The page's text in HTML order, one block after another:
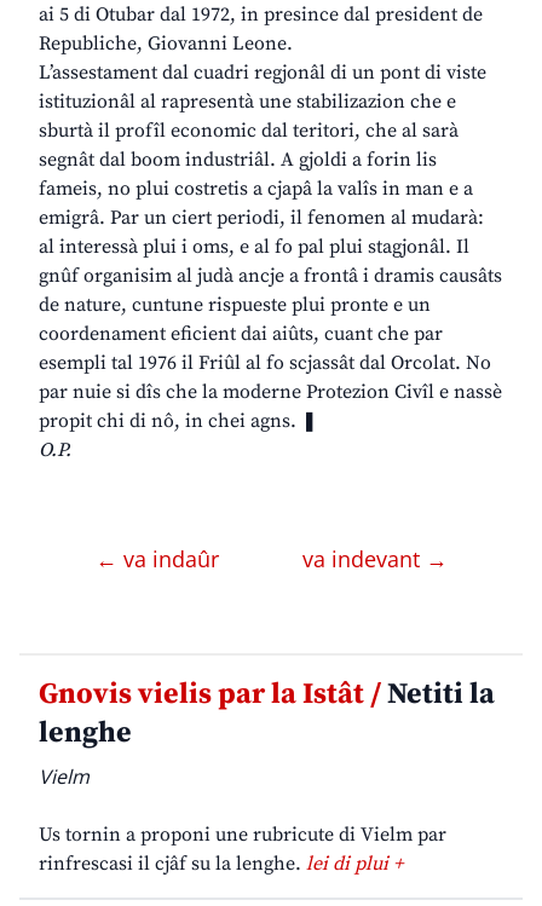
ai 5 di Otubar dal 1972, in presince dal president de
Republiche, Giovanni Leone.
L’assestament dal cuadri regjonâl di un pont di viste
istituzionâl al rapresentà une stabilizazion che e
sburtà il profîl economic dal teritori, che al sarà
segnât dal boom industriâl. A gjoldi a forin lis
fameis, no plui costretis a cjapâ la valîs in man e a
emigrâ. Par un ciert periodi, il fenomen al mudarà:
al interessà plui i oms, e al fo pal plui stagjonâl. Il
gnûf organisim al judà ancje a frontâ i dramis causâts
de nature, cuntune rispueste plui pronte e un
coordenament eficient dai aiûts, cuant che par
esempli tal 1976 il Friûl al fo scjassât dal Orcolat. No
par nuie si dîs che la moderne Protezion Civîl e nassè
propit chi di nô, in chei agns. ❚
O.P.
← va indaûr va indevant →
Gnovis vielis par la Istât /Netiti la
lenghe
Vielm
Us tornin a proponi une rubricute di Vielm par
rinfrescasi il cjâf su la lenghe. lei di plui +